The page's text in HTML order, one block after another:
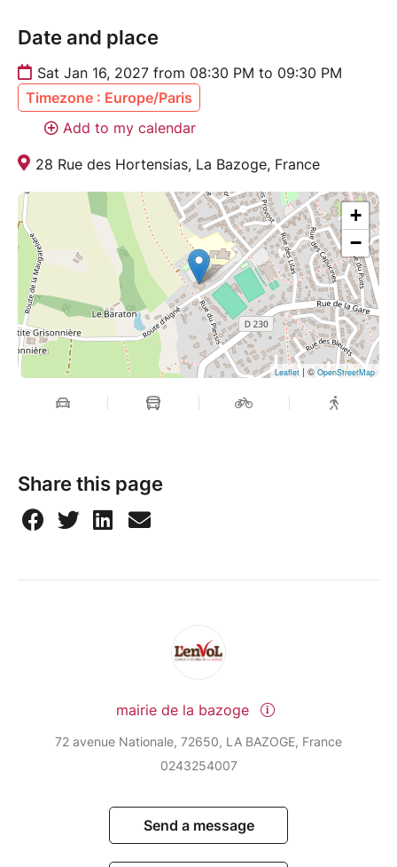
Date and place
Sat Jan 16, 2027 from 08:30 PM to 09:30 PM
Timezone : Europe/Paris
Add to my calendar
28 Rue des Hortensias, La Bazoge, France
+
−
Leaflet | ©OpenStreetMap
Share this page
mairie de la bazoge
72 avenue Nationale, 72650, LA BAZOGE, France
0243254007
Send a message